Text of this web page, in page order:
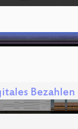
Bezahlen